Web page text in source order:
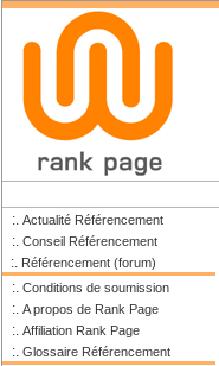
:. Actualité Référencement
:. Conseil Référencement
:. Référencement (forum)
:. Conditions de soumission
:. A propos de Rank Page
:. Affiliation Rank Page
:. Glossaire Référencement